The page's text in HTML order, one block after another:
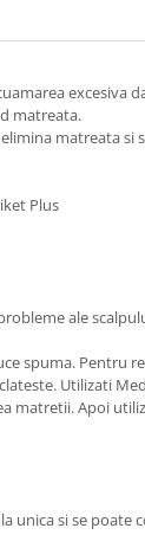
excesiva
matreata.
matreata si
Plus
ale
spuma. Pentru
Utilizati
matretii. Apoi
unica si se poate